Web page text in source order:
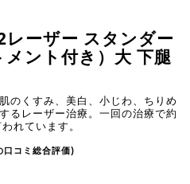
ーザー スタンダー
メント付き）大 下腿
のくすみ、美白、小じわ、ちりめ
るレーザー治療。一回の治療で約
れています。
コミ総合評価)